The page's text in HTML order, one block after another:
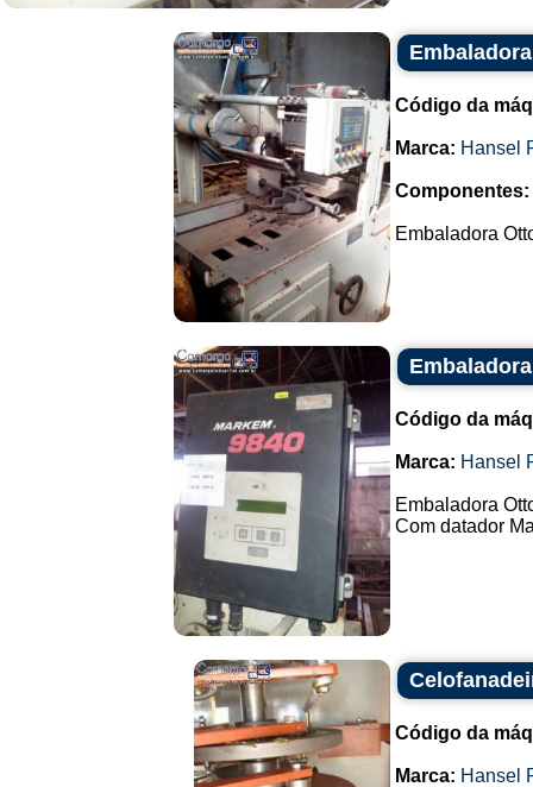
Código da
Marca: Hansel
Componentes:
Embaladora
Código da
Marca: Hansel
Embaladora
Com datador
Código da
Marca: Hansel